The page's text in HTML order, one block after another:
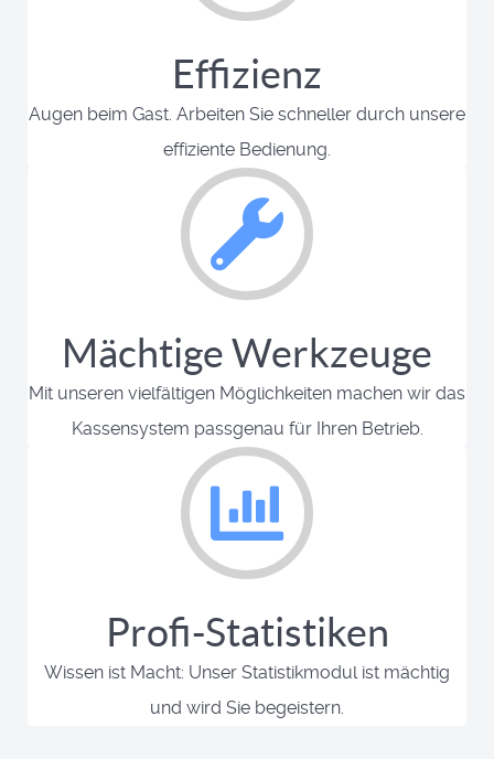
Effizienz
Augen beim Gast. Arbeiten Sie schneller durch unsere
effiziente Bedienung.
Mächtige Werkzeuge
Mit unseren vielfältigen Möglichkeiten machen wir das
Kassensystem passgenau für Ihren Betrieb.
Profi-Statistiken
Wissen ist Macht: Unser Statistikmodul ist mächtig
und wird Sie begeistern.